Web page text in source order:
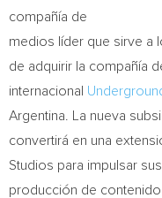
compañía de
medios líder que sirve a
de adquirir la compañía
internacional
Argentina . La nueva
convertirá en una
Studios para impulsar
producción de contenido